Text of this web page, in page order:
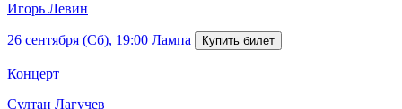
Игорь Левин
26 сентября (Сб), 19:00 Лампа
Концерт
Султан Лагучев